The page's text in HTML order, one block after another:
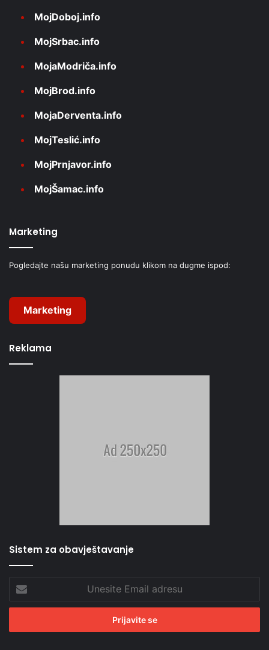
MojDoboj.info
MojSrbac.info
MojaModriča.info
MojBrod.info
MojaDerventa.info
MojTeslić.info
MojPrnjavor.info
MojŠamac.info
Marketing
Pogledajte našu marketing ponudu klikom na dugme ispod:
Marketing
Reklama
Sistem za obavještavanje
Unesite
Email
adresu